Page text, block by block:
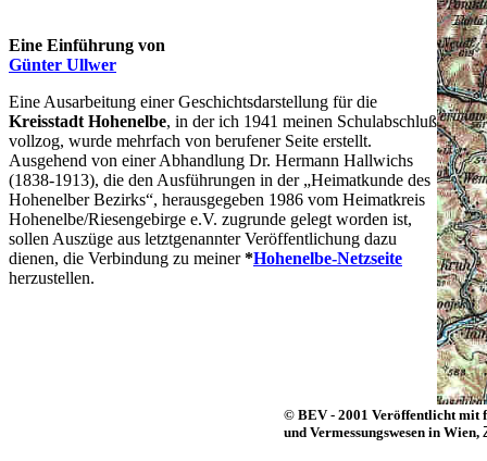
Eine Einführung von
Günter Ullwer
Eine Ausarbeitung einer Geschichtsdarstellung für die
Kreisstadt Hohenelbe, in der ich 1941 meinen Schulabschluß
vollzog, wurde mehrfach von berufener Seite erstellt.
Ausgehend von einer Abhandlung Dr. Hermann Hallwichs
(1838-1913), die den Ausführungen in der „Heimatkunde des
Hohenelber Bezirks“, herausgegeben 1986 vom Heimatkreis
Hohenelbe/Riesengebirge e.V. zugrunde gelegt worden ist,
sollen Auszüge aus letztgenannter Veröffentlichung dazu
dienen, die Verbindung zu meiner*Hohenelbe-Netzseite
herzustellen.
© BEV - 2001 Veröffentlicht mit
und Vermessungswesen in Wien,